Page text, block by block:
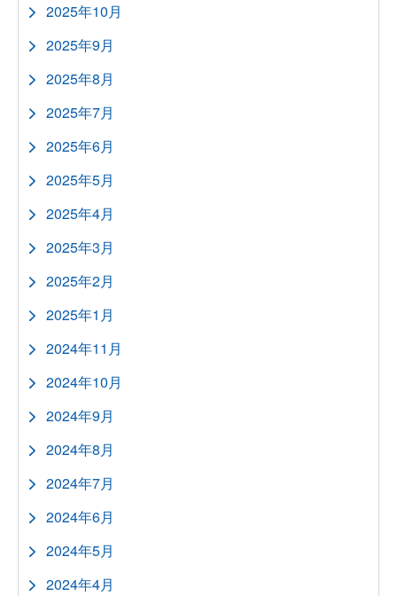
2025年10月
2025年9月
2025年8月
2025年7月
2025年6月
2025年5月
2025年4月
2025年3月
2025年2月
2025年1月
2024年11月
2024年10月
2024年9月
2024年8月
2024年7月
2024年6月
2024年5月
2024年4月